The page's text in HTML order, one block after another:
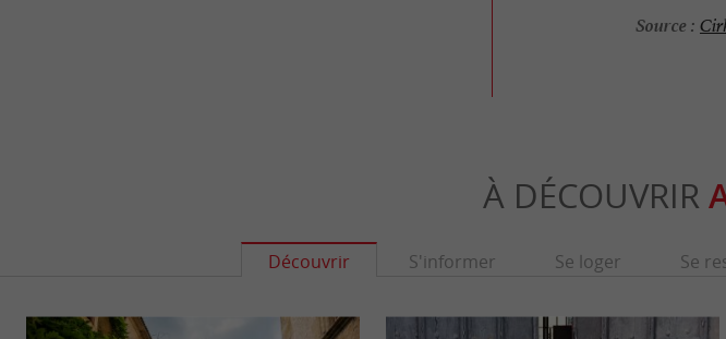
Source :
À DÉCOUVRIR
Découvrir S'informer Se loger Se